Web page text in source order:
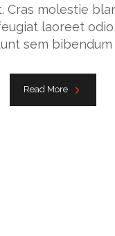
Cras molestie
laoreet
sem bibendum
Read More